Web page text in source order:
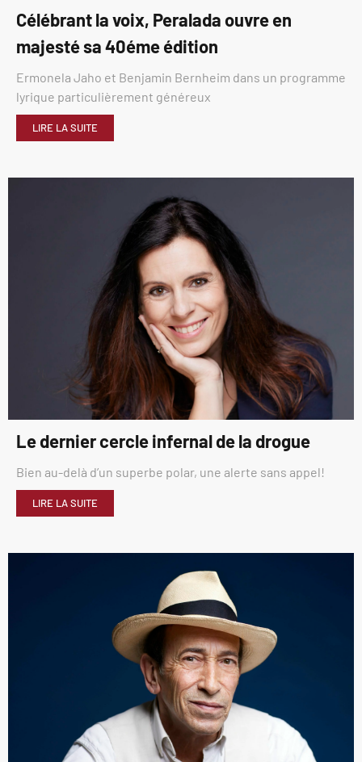
Célébrant la voix, Peralada ouvre en
majesté sa 40éme édition
Ermonela Jaho et Benjamin Bernheim dans un programme
lyrique particulièrement généreux
LIRE LA SUITE
Le dernier cercle infernal de la drogue
Bien au-delà d’un superbe polar, une alerte sans appel!
LIRE LA SUITE